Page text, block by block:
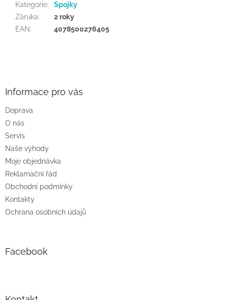
Kategorie:
Spojky
Záruka:
2 roky
EAN: 4078500276405
Informace pro vás
Doprava
O nás
Servis
Naše výhody
Moje objednávka
Reklamační řád
Obchodní podmínky
Kontakty
Ochrana osobních údajů
Facebook